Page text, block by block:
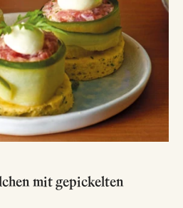
mit gepickelten